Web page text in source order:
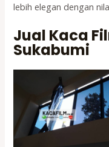
lebih elegan dengan
Jual Kaca
Sukabumi